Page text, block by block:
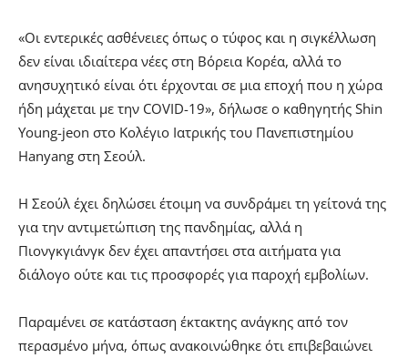
«Οι εντερικές ασθένειες όπως ο τύφος και η σιγκέλλωση
δεν είναι ιδιαίτερα νέες στη Βόρεια Κορέα, αλλά το
ανησυχητικό είναι ότι έρχονται σε μια εποχή που η χώρα
ήδη μάχεται με την COVID-19», δήλωσε ο καθηγητής Shin
Young-jeon στο Κολέγιο Ιατρικής του Πανεπιστημίου
Hanyang στη Σεούλ.
Η Σεούλ έχει δηλώσει έτοιμη να συνδράμει τη γείτονά της
για την αντιμετώπιση της πανδημίας, αλλά η
Πιονγκγιάνγκ δεν έχει απαντήσει στα αιτήματα για
διάλογο ούτε και τις προσφορές για παροχή εμβολίων.
Παραμένει σε κατάσταση έκτακτης ανάγκης από τον
περασμένο μήνα, όπως ανακοινώθηκε ότι επιβεβαιώνει